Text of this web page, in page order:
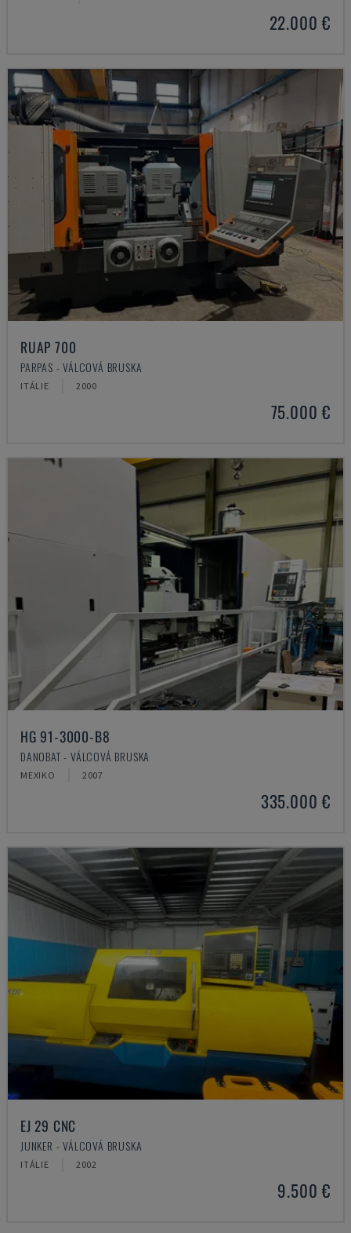
22.000 €
RUAP 700
PARPAS - VÁLCOVÁ BRUSKA
ITÁLIE 2000
75.000 €
HG 91-3000-B8
DANOBAT - VÁLCOVÁ BRUSKA
MEXIKO 2007
335.000 €
EJ 29 CNC
JUNKER - VÁLCOVÁ BRUSKA
ITÁLIE 2002
9.500 €